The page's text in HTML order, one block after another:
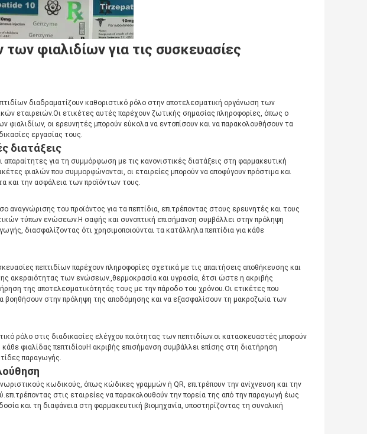
φιαλιδίων για τις συσκευασίες
διαδραματίζουν καθοριστικό ρόλο στην αποτελεσματική οργάνωση των
εταιρειών.Οι ετικέτες αυτές παρέχουν ζωτικής σημασίας πληροφορίες, όπως ο
φιαλιδίων, οι ερευνητές μπορούν εύκολα να εντοπίσουν και να παρακολουθήσουν τα
εργασίας τους.
διατάξεις
απαραίτητες για τη συμμόρφωση με τις κανονιστικές διατάξεις στη φαρμακευτική
φιαλών που συμμορφώνονται, οι εταιρείες μπορούν να αποφύγουν πρόστιμα και
και την ασφάλεια των προϊόντων τους.
αναγνώρισης του προϊόντος για τα πεπτίδια, επιτρέποντας στους ερευνητές και τους
τύπων ενώσεων.Η σαφής και συνοπτική επισήμανση συμβάλλει στην πρόληψη
διασφαλίζοντας ότι χρησιμοποιούνται τα κατάλληλα πεπτίδια για κάθε
πεπτιδίων παρέχουν πληροφορίες σχετικά με τις απαιτήσεις αποθήκευσης και
ακεραιότητας των ενώσεων.,θερμοκρασία και υγρασία, έτσι ώστε η ακριβής
της αποτελεσματικότητάς τους με την πάροδο του χρόνου.Οι ετικέτες που
βοηθήσουν στην πρόληψη της αποδόμησης και να εξασφαλίσουν τη μακροζωία των
ρόλο στις διαδικασίες ελέγχου ποιότητας των πεπτιδίων.οι κατασκευαστές μπορούν
φιαλίδας πεπτιδίουΗ ακριβής επισήμανση συμβάλλει επίσης στη διατήρηση
παραγωγής.
κωδικούς, όπως κώδικες γραμμών ή QR, επιτρέπουν την ανίχνευση και την
στις εταιρείες να παρακολουθούν την πορεία της από την παραγωγή έως
και τη διαφάνεια στη φαρμακευτική βιομηχανία, υποστηρίζοντας τη συνολική